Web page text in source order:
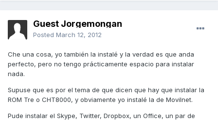
Guest Jorgemongan
Posted March 12, 2012
Che una cosa, yo también la instalé y la verdad es que anda
perfecto, pero no tengo prácticamente espacio para instalar
nada.
Supuse que es por el tema de que dicen que hay que instalar la
ROM Tre o CHT8000, y obviamente yo instalé la de Movilnet.
Pude instalar el Skype, Twitter, Dropbox, un Office, un par de